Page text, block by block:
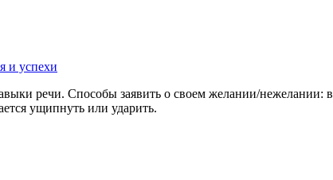
и успехи
речи. Способы заявить о своем желании/нежелании:
ущипнуть или ударить.